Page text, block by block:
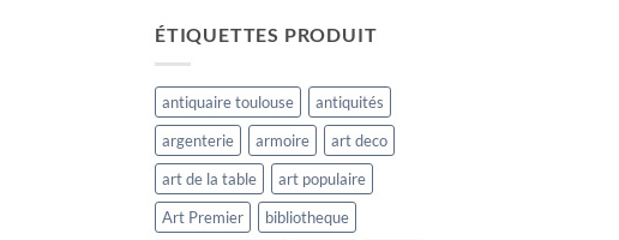
ÉTIQUETTES PRODUIT
antiquaire toulouse
antiquités
argenterie
armoire
art deco
art de la table
art populaire
Art Premier
bibliotheque